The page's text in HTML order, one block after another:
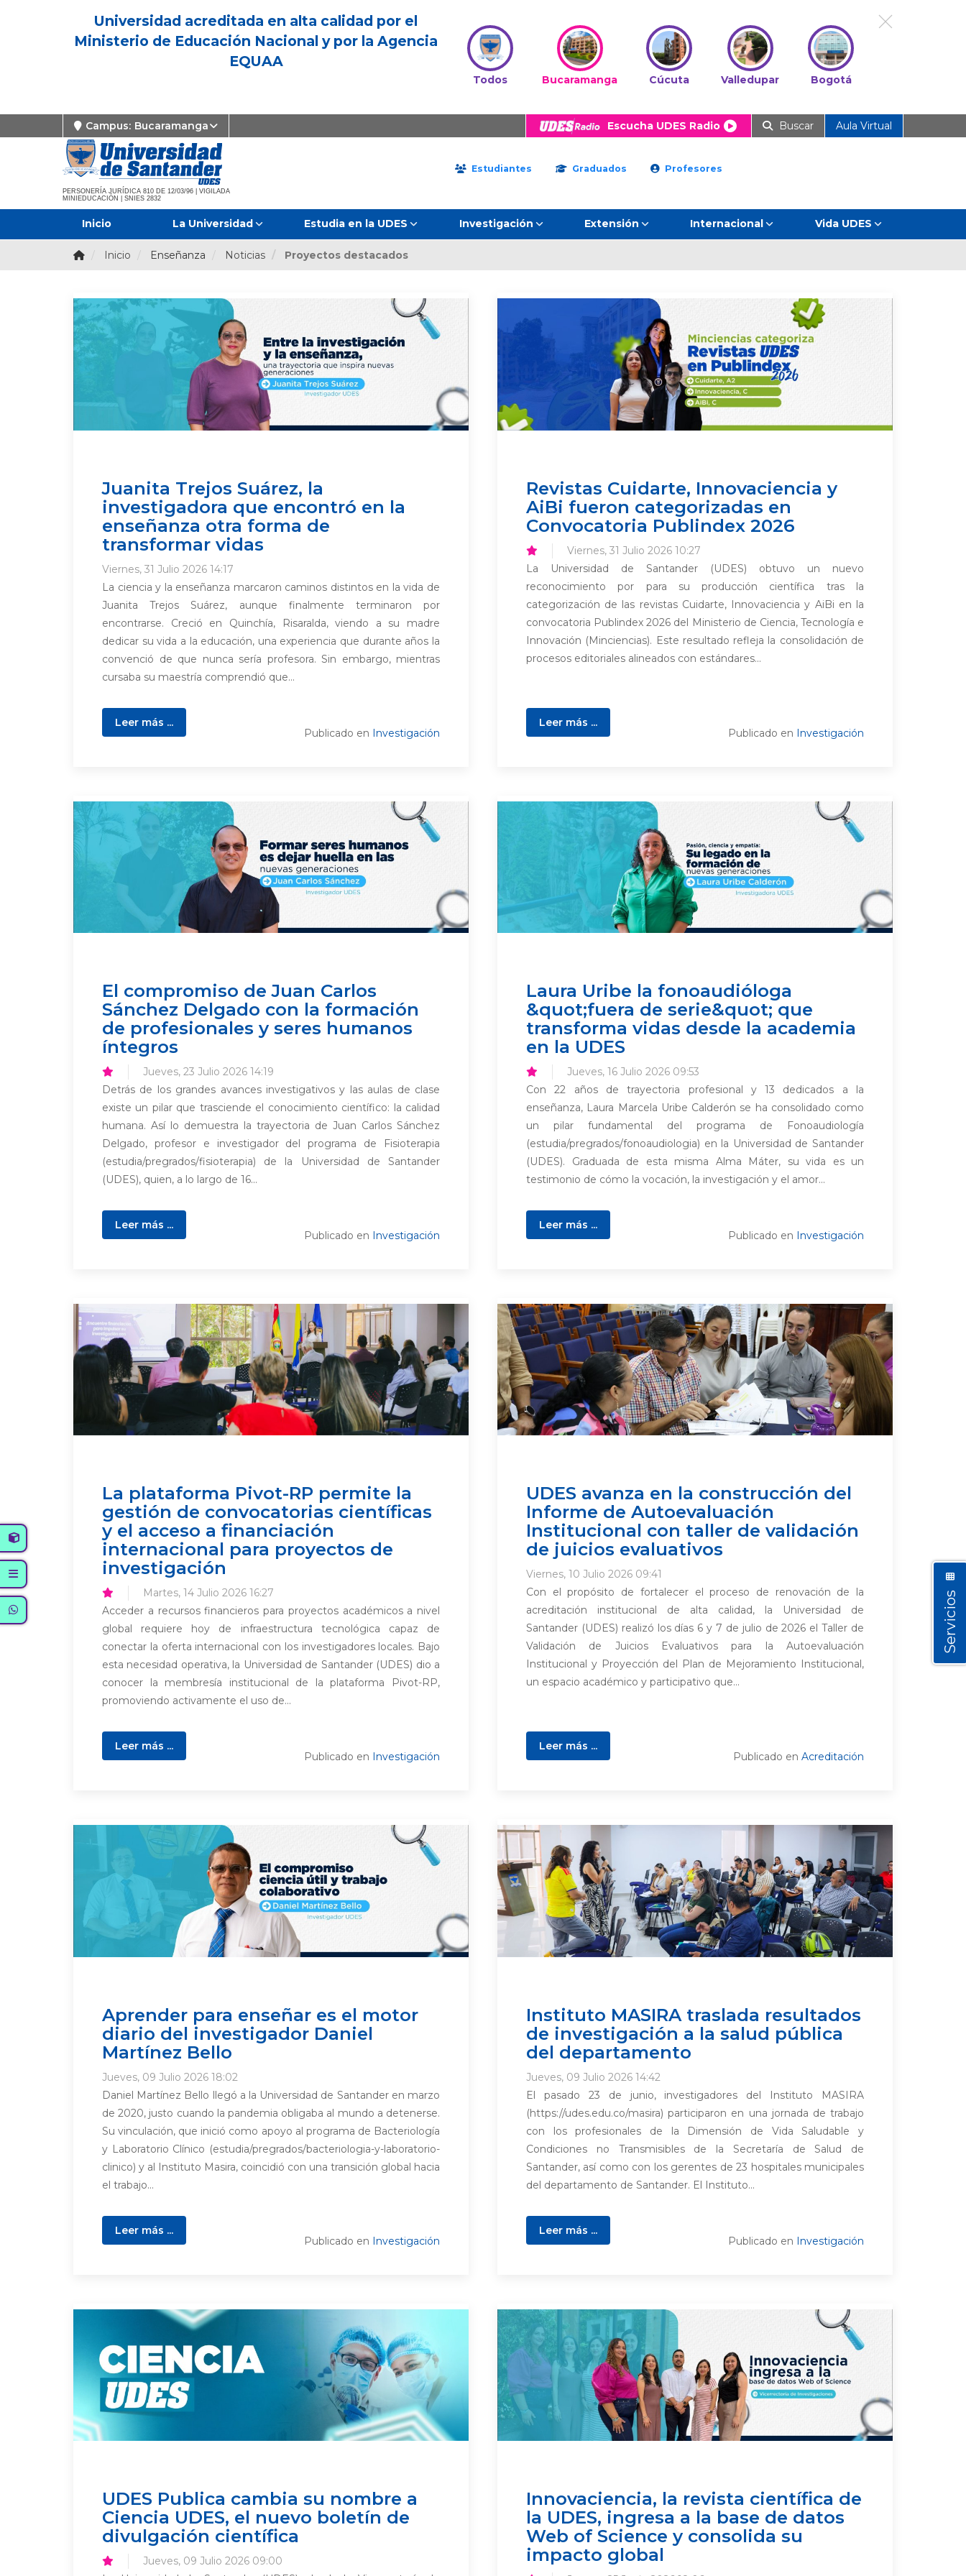
Universidad acreditada en alta calidad por el
Ministerio de Educación Nacional y por la Agencia
EQUAA
Todos Bucaramanga Cúcuta Valledupar Bogotá
Campus: Bucaramanga Escucha UDES Radio Buscar Aula Virtual
PERSONERÍA JURÍDICA 810 DE 12/03/96 | VIGILADA
MINIEDUCACIÓN | SNIES 2832
Estudiantes Graduados Profesores
Inicio La Universidad Estudia en la UDES Investigación Extensión Internacional Vida UDES
Inicio Enseñanza Noticias Proyectos destacados
Juanita Trejos Suárez, la
investigadora que encontró en la
enseñanza otra forma de
transformar vidas
Viernes, 31 Julio 2026 14:17
La ciencia y la enseñanza marcaron caminos distintos en la vida de
Juanita Trejos Suárez, aunque finalmente terminaron por
encontrarse. Creció en Quinchía, Risaralda, viendo a su madre
dedicar su vida a la educación, una experiencia que durante años la
convenció de que nunca sería profesora. Sin embargo, mientras
cursaba su maestría comprendió que...
Leer más ...
Publicado en Investigación
Revistas Cuidarte, Innovaciencia y
AiBi fueron categorizadas en
Convocatoria Publindex 2026
Viernes, 31 Julio 2026 10:27
La Universidad de Santander (UDES) obtuvo un nuevo
reconocimiento por para su producción científica tras la
categorización de las revistas Cuidarte, Innovaciencia y AiBi en la
convocatoria Publindex 2026 del Ministerio de Ciencia, Tecnología e
Innovación (Minciencias). Este resultado refleja la consolidación de
procesos editoriales alineados con estándares...
Leer más ...
Publicado en Investigación
El compromiso de Juan Carlos
Sánchez Delgado con la formación
de profesionales y seres humanos
íntegros
Jueves, 23 Julio 2026 14:19
Detrás de los grandes avances investigativos y las aulas de clase
existe un pilar que trasciende el conocimiento científico: la calidad
humana. Así lo demuestra la trayectoria de Juan Carlos Sánchez
Delgado, profesor e investigador del programa de Fisioterapia
(estudia/pregrados/fisioterapia) de la Universidad de Santander
(UDES), quien, a lo largo de 16...
Leer más ...
Publicado en Investigación
Laura Uribe la fonoaudióloga
&quot;fuera de serie&quot; que
transforma vidas desde la academia
en la UDES
Jueves, 16 Julio 2026 09:53
Con 22 años de trayectoria profesional y 13 dedicados a la
enseñanza, Laura Marcela Uribe Calderón se ha consolidado como
un pilar fundamental del programa de Fonoaudiología
(estudia/pregrados/fonoaudiologia) en la Universidad de Santander
(UDES). Graduada de esta misma Alma Máter, su vida es un
testimonio de cómo la vocación, la investigación y el amor...
Leer más ...
Publicado en Investigación
La plataforma Pivot-RP permite la
gestión de convocatorias científicas
y el acceso a financiación
internacional para proyectos de
investigación
Martes, 14 Julio 2026 16:27
Acceder a recursos financieros para proyectos académicos a nivel
global requiere hoy de infraestructura tecnológica capaz de
conectar la oferta internacional con los investigadores locales. Bajo
esta necesidad operativa, la Universidad de Santander (UDES) dio a
conocer la membresía institucional de la plataforma Pivot-RP,
promoviendo activamente el uso de...
Leer más ...
Publicado en Investigación
UDES avanza en la construcción del
Informe de Autoevaluación
Institucional con taller de validación
de juicios evaluativos
Viernes, 10 Julio 2026 09:41
Con el propósito de fortalecer el proceso de renovación de la
acreditación institucional de alta calidad, la Universidad de
Santander (UDES) realizó los días 6 y 7 de julio de 2026 el Taller de
Validación de Juicios Evaluativos para la Autoevaluación
Institucional y Proyección del Plan de Mejoramiento Institucional,
un espacio académico y participativo que...
Leer más ...
Publicado en Acreditación
Aprender para enseñar es el motor
diario del investigador Daniel
Martínez Bello
Jueves, 09 Julio 2026 18:02
Daniel Martínez Bello llegó a la Universidad de Santander en marzo
de 2020, justo cuando la pandemia obligaba al mundo a detenerse.
Su vinculación, que inició como apoyo al programa de Bacteriología
y Laboratorio Clínico (estudia/pregrados/bacteriologia-y-laboratorio-
clinico) y al Instituto Masira, coincidió con una transición global hacia
el trabajo...
Leer más ...
Publicado en Investigación
Instituto MASIRA traslada resultados
de investigación a la salud pública
del departamento
Jueves, 09 Julio 2026 14:42
El pasado 23 de junio, investigadores del Instituto MASIRA
(https://udes.edu.co/masira) participaron en una jornada de trabajo
con los profesionales de la Dimensión de Vida Saludable y
Condiciones no Transmisibles de la Secretaría de Salud de
Santander, así como con los gerentes de 23 hospitales municipales
del departamento de Santander. El Instituto...
Leer más ...
Publicado en Investigación
UDES Publica cambia su nombre a
Ciencia UDES, el nuevo boletín de
divulgación científica
Jueves, 09 Julio 2026 09:00
Innovaciencia, la revista científica de
la UDES, ingresa a la base de datos
Web of Science y consolida su
impacto global
Servicios